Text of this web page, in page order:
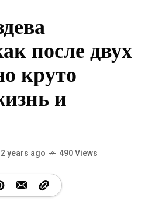
после двух
круто
и
2 years ago 490 Views